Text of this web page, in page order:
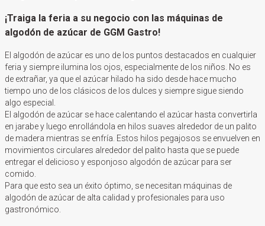
¡Traiga la feria a su negocio con las máquinas de
algodón de azúcar de GGM Gastro!
El algodón de azúcar es uno de los puntos destacados en cualquier
feria y siempre ilumina los ojos, especialmente de los niños. No es
de extrañar, ya que el azúcar hilado ha sido desde hace mucho
tiempo uno de los clásicos de los dulces y siempre sigue siendo
algo especial.
El algodón de azúcar se hace calentando el azúcar hasta convertirla
en jarabe y luego enrollándola en hilos suaves alrededor de un palito
de madera mientras se enfría. Estos hilos pegajosos se envuelven en
movimientos circulares alrededor del palito hasta que se puede
entregar el delicioso y esponjoso algodón de azúcar para ser
comido.
Para que esto sea un éxito óptimo, se necesitan máquinas de
algodón de azúcar de alta calidad y profesionales para uso
gastronómico.